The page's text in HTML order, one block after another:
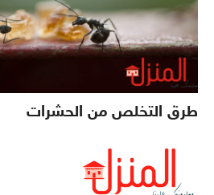
طرق التخلص من الحشرات